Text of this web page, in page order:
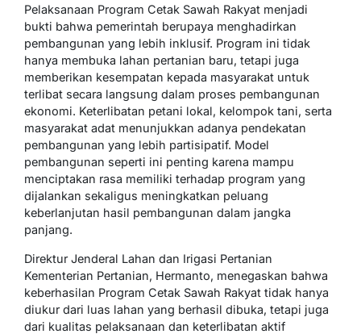
Pelaksanaan Program Cetak Sawah Rakyat menjadi
bukti bahwa pemerintah berupaya menghadirkan
pembangunan yang lebih inklusif. Program ini tidak
hanya membuka lahan pertanian baru, tetapi juga
memberikan kesempatan kepada masyarakat untuk
terlibat secara langsung dalam proses pembangunan
ekonomi. Keterlibatan petani lokal, kelompok tani, serta
masyarakat adat menunjukkan adanya pendekatan
pembangunan yang lebih partisipatif. Model
pembangunan seperti ini penting karena mampu
menciptakan rasa memiliki terhadap program yang
dijalankan sekaligus meningkatkan peluang
keberlanjutan hasil pembangunan dalam jangka
panjang.
Direktur Jenderal Lahan dan Irigasi Pertanian
Kementerian Pertanian, Hermanto, menegaskan bahwa
keberhasilan Program Cetak Sawah Rakyat tidak hanya
diukur dari luas lahan yang berhasil dibuka, tetapi juga
dari kualitas pelaksanaan dan keterlibatan aktif